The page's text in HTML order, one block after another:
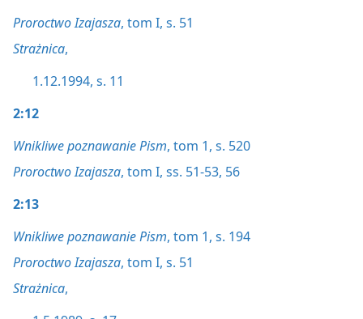
Proroctwo Izajasza, tom I, s. 51
Strażnica,
1.12.1994, s. 11
2:12
Wnikliwe poznawanie Pism, tom 1, s. 520
Proroctwo Izajasza, tom I, ss. 51-53, 56
2:13
Wnikliwe poznawanie Pism, tom 1, s. 194
Proroctwo Izajasza, tom I, s. 51
Strażnica,